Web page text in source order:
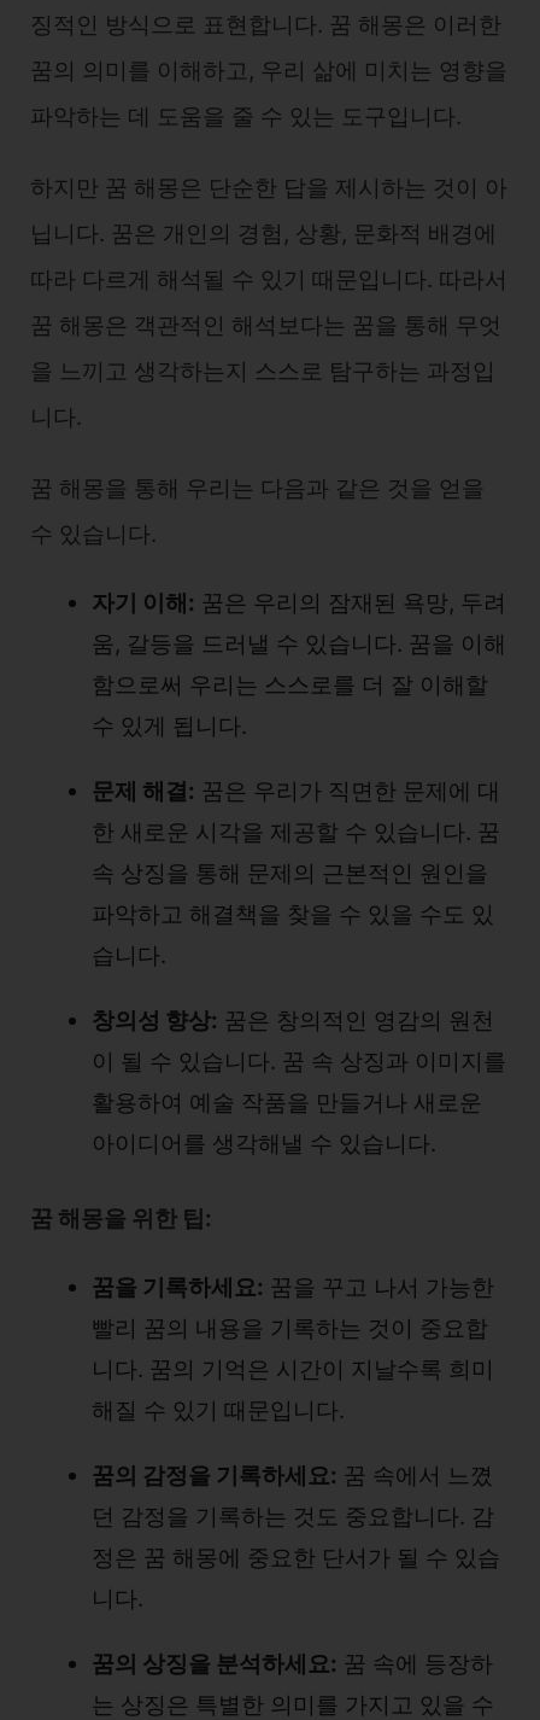
징적인 방식으로 표현합니다. 꿈 해몽은 이러한
꿈의 의미를 이해하고, 우리 삶에 미치는 영향을
파악하는 데 도움을 줄 수 있는 도구입니다.
하지만 꿈 해몽은 단순한 답을 제시하는 것이 아
닙니다. 꿈은 개인의 경험, 상황, 문화적 배경에
따라 다르게 해석될 수 있기 때문입니다. 따라서
꿈 해몽은 객관적인 해석보다는 꿈을 통해 무엇
을 느끼고 생각하는지 스스로 탐구하는 과정입
니다.
꿈 해몽을 통해 우리는 다음과 같은 것을 얻을
수 있습니다.
자기 이해: 꿈은 우리의 잠재된 욕망, 두려
움, 갈등을 드러낼 수 있습니다. 꿈을 이해
함으로써 우리는 스스로를 더 잘 이해할
수 있게 됩니다.
문제 해결: 꿈은 우리가 직면한 문제에 대
한 새로운 시각을 제공할 수 있습니다. 꿈
속 상징을 통해 문제의 근본적인 원인을
파악하고 해결책을 찾을 수 있을 수도 있
습니다.
창의성 향상: 꿈은 창의적인 영감의 원천
이 될 수 있습니다. 꿈 속 상징과 이미지를
활용하여 예술 작품을 만들거나 새로운
아이디어를 생각해낼 수 있습니다.
꿈 해몽을 위한 팁:
꿈을 기록하세요: 꿈을 꾸고 나서 가능한
빨리 꿈의 내용을 기록하는 것이 중요합
니다. 꿈의 기억은 시간이 지날수록 희미
해질 수 있기 때문입니다.
꿈의 감정을 기록하세요: 꿈 속에서 느꼈
던 감정을 기록하는 것도 중요합니다. 감
정은 꿈 해몽에 중요한 단서가 될 수 있습
니다.
꿈의 상징을 분석하세요: 꿈 속에 등장하
는 상징은 특별한 의미를 가지고 있을 수